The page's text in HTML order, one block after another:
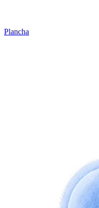
Plancha